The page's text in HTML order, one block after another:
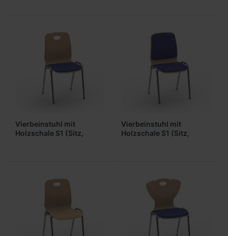
Vierbeinstuhl mit
Holzschale S1 (Sitz,
Vierbeinstuhl mit
Holzschale S1 (Sitz,